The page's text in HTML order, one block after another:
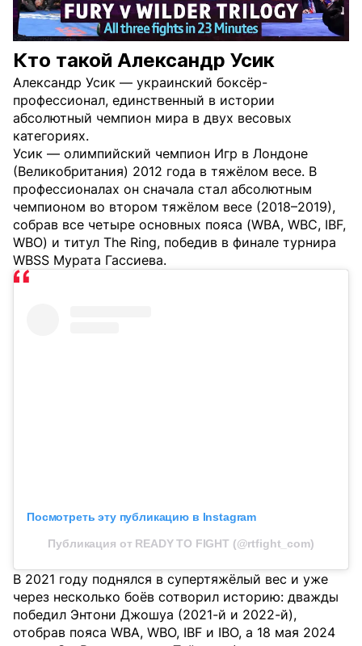
Кто такой Александр Усик
Александр Усик — украинский боксёр-
профессионал, единственный в истории
абсолютный чемпион мира в двух весовых
категориях.
Усик — олимпийский чемпион Игр в Лондоне
(Великобритания) 2012 года в тяжёлом весе. В
профессионалах он сначала стал абсолютным
чемпионом во втором тяжёлом весе (2018–2019),
собрав все четыре основных пояса (WBA, WBC, IBF,
WBO) и титул The Ring, победив в финале турнира
WBSS Мурата Гассиева.
Посмотреть эту публикацию в Instagram
Публикация от READY TO FIGHT (@rtfight_com)
В 2021 году поднялся в супертяжёлый вес и уже
через несколько боёв сотворил историю: дважды
победил Энтони Джошуа (2021-й и 2022-й),
отобрав пояса WBA, WBO, IBF и IBO, а 18 мая 2024